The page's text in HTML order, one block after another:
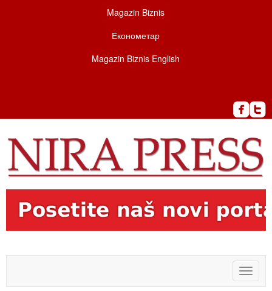
Magazin Biznis
Економетар
Magazin Biznis English
Toggle